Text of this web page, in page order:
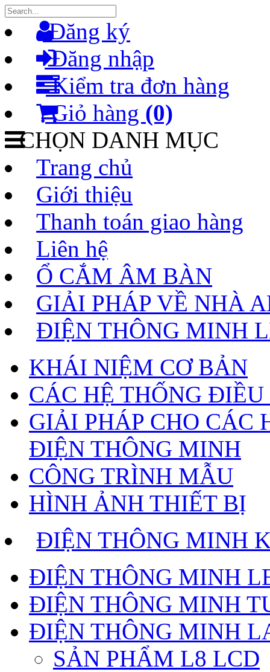
Đăng ký
Đăng nhập
Kiểm tra đơn hàng
Giỏ hàng (0)
CHỌN DANH MỤC
Trang chủ
Giới thiệu
Thanh toán giao hàng
Liên hệ
Ổ CẮM ÂM BÀN
GIẢI PHÁP VỀ NHÀ
ĐIỆN THÔNG MINH
KHÁI NIỆM CƠ BẢN
CÁC HỆ THỐNG
GIẢI PHÁP CHO CÁC
ĐIỆN THÔNG MINH
CÔNG TRÌNH MẪU
HÌNH ẢNH THIẾT BỊ
ĐIỆN THÔNG MINH
ĐIỆN THÔNG MINH
ĐIỆN THÔNG MINH
ĐIỆN THÔNG MINH
SẢN PHẨM L8 LCD